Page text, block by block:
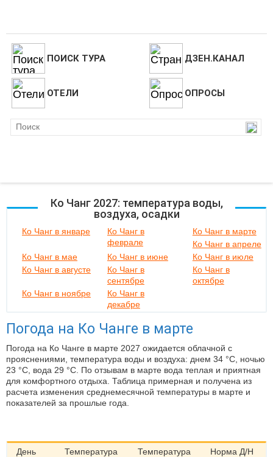
ПОИСК ТУРА ДЗЕН.КАНАЛ
ОТЕЛИ ОПРОСЫ
Ко Чанг 2027: температура воды,
воздуха, осадки
Ко Чанг в январе
Ко Чанг в
феврале
Ко Чанг в марте
Ко Чанг в апреле
Ко Чанг в мае
Ко Чанг в июне
Ко Чанг в июле
Ко Чанг в августе
Ко Чанг в
сентябре
Ко Чанг в
октябре
Ко Чанг в ноябре
Ко Чанг в
декабре
Погода на Ко Чанге в марте
Погода на Ко Чанге в марте 2027 ожидается облачной с
прояснениями, температура воды и воздуха: днем 34 °C, ночью
23 °C, вода 29 °C. По отзывам в марте вода теплая и приятная
для комфортного отдыха. Таблица примерная и получена из
расчета изменения среднемесячной температуры в марте и
показателей за прошлые года.
День
Температура
Температура
Норма Д/Н